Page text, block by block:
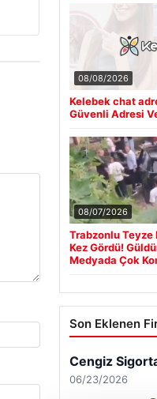
08/08/2026
Kelebek chat
Güvenli Adresi
08/07/2026
Trabzonlu Teyze
Kez Gördü!
Medyada Çok
Son Eklenen
Cengiz
06/23/2026